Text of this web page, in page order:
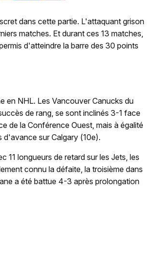
dans cette partie. L'attaquant grison
matches. Et durant ces 13 matches,
d'atteindre la barre des 30 points
en NHL. Les Vancouver Canucks du
de rang, se sont inclinés 3-1 face
de la Conférence Ouest, mais à égalité
sur Calgary (10e).
11 longueurs de retard sur les Jets, les
connu la défaite, la troisième dans
a été battue 4-3 après prolongation